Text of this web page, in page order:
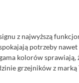
z najwyższą
potrzeby
kolorów
grzejników z marką